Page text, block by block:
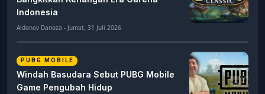
Indonesia
Aldonov Danoza - Jumat, 31 Juli 2026
PUBG MOBILE
Windah Basudara Sebut PUBG Mobile
Game Pengubah Hidup